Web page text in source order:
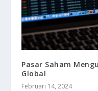
Pasar Saham
Global
Februari 14, 2024